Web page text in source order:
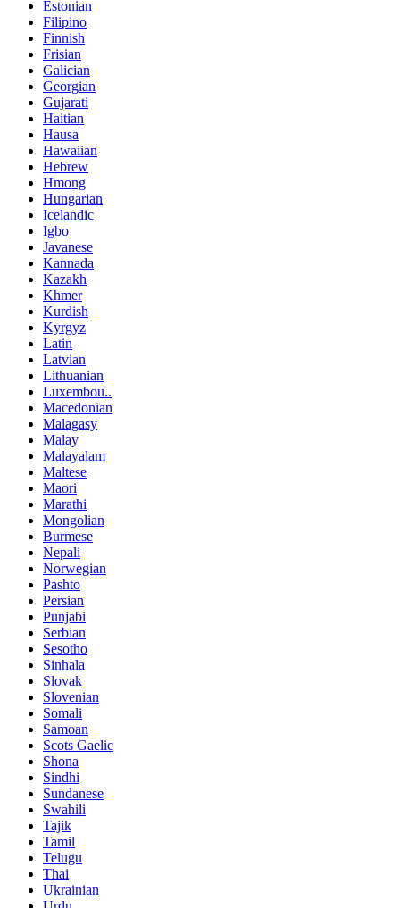
Estonian
Filipino
Finnish
Frisian
Galician
Georgian
Gujarati
Haitian
Hausa
Hawaiian
Hebrew
Hmong
Hungarian
Icelandic
Igbo
Javanese
Kannada
Kazakh
Khmer
Kurdish
Kyrgyz
Latin
Latvian
Lithuanian
Luxembou..
Macedonian
Malagasy
Malay
Malayalam
Maltese
Maori
Marathi
Mongolian
Burmese
Nepali
Norwegian
Pashto
Persian
Punjabi
Serbian
Sesotho
Sinhala
Slovak
Slovenian
Somali
Samoan
Scots Gaelic
Shona
Sindhi
Sundanese
Swahili
Tajik
Tamil
Telugu
Thai
Ukrainian